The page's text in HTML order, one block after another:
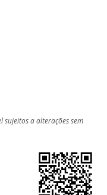
a alterações sem